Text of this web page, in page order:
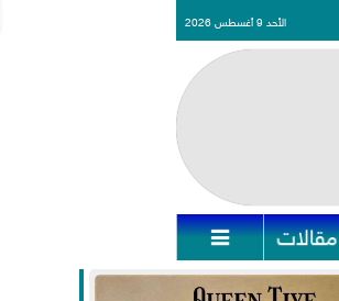
الأحد 9 أغسطس 2026
مقالات 